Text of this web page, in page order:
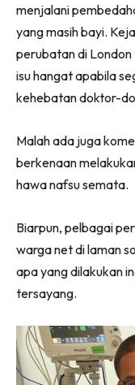
menjalani
yang masih bayi.
perubatan di
isu hangat apabila
kehebatan doktor-
Malah ada juga
berkenaan
hawa nafsu semata.
Biarpun, pelbagai
warga net di laman
apa yang dilakukan
tersayang.